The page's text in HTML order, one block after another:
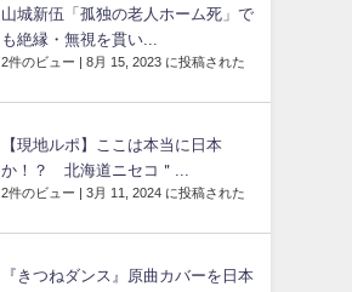
山城新伍「孤独の老人ホーム死」で
も絶縁・無視を貫い...
2件のビュー | 8月 15, 2023 に投稿された
【現地ルポ】ここは本当に日本
か！？ 北海道ニセコ＂...
2件のビュー | 3月 11, 2024 に投稿された
『きつねダンス』原曲カバーを日本